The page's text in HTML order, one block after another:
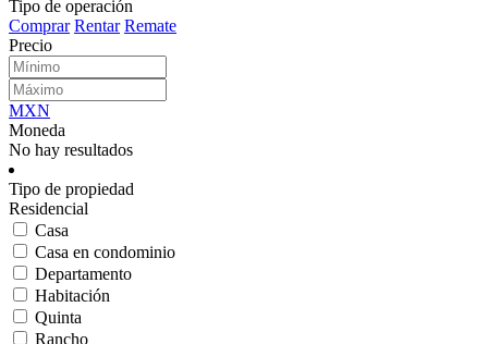
Tipo de operación
Comprar Rentar Remate
Precio
MXN
Moneda
No hay resultados
Tipo de propiedad
Residencial
Casa
Casa en condominio
Departamento
Habitación
Quinta
Rancho